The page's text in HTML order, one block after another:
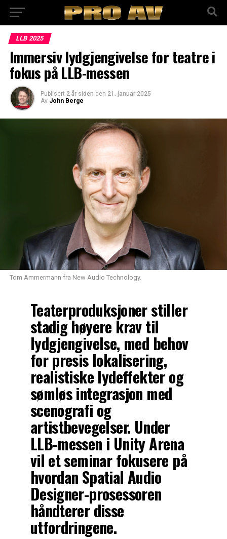
LLB 2025
Immersiv lydgjengivelse for teatre i
fokus på LLB-messen
Publisert 2 år siden den 21. januar 2025
Av John Berge
Tom Ammermann fra New Audio Technology.
Teaterproduksjoner stiller
stadig høyere krav til
lydgjengivelse, med behov
for presis lokalisering,
realistiske lydeffekter og
sømløs integrasjon med
scenografi og
artistbevegelser. Under
LLB-messen i Unity Arena
vil et seminar fokusere på
hvordan Spatial Audio
Designer-prosessoren
håndterer disse
utfordringene.